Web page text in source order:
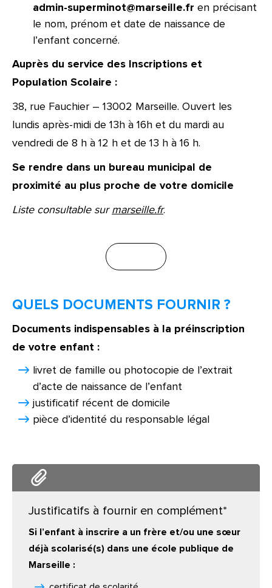
admin-superminot@marseille.fr en précisant
le nom, prénom et date de naissance de
l’enfant concerné.
Auprès du service des Inscriptions et
Population Scolaire :
38, rue Fauchier – 13002 Marseille. Ouvert les
lundis après-midi de 13h à 16h et du mardi au
vendredi de 8 h à 12 h et de 13 h à 16 h.
Se rendre dans un bureau municipal de
proximité au plus proche de votre domicile
Liste consultable surmarseille.fr.
QUELS DOCUMENTS FOURNIR ?
Documents indispensables à la préinscription
de votre enfant :
livret de famille ou photocopie de l’extrait
d’acte de naissance de l’enfant
justificatif récent de domicile
pièce d’identité du responsable légal
Justificatifs à fournir en complément*
Si l’enfant à inscrire a un frère et/ou une sœur
déjà scolarisé(s) dans une école publique de
Marseille :